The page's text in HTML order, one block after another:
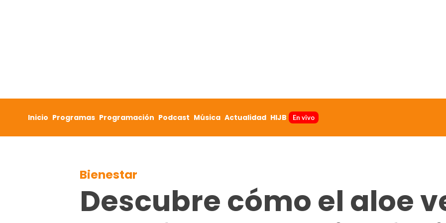
Inicio Programas Programación Podcast Música Actualidad HIJB En vivo
Bienestar
Descubre cómo el aloe